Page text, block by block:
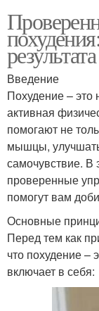
результата
Введение
Похудение – это
активная
помогают не
мышцы,
самочувствие. В
проверенные
помогут вам
Основные
Перед тем как
что похудение –
включает в себя: